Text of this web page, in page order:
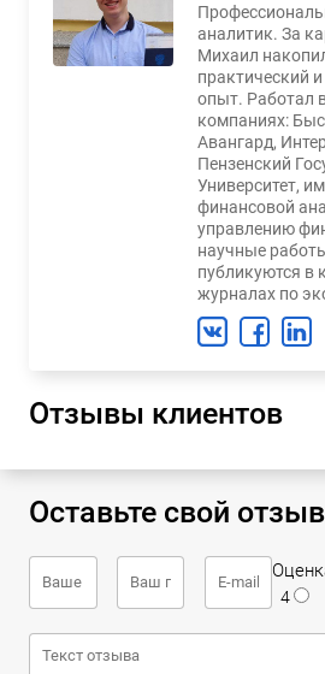
аналитик. За
Михаил
практический
опыт. Работал
компаниях:
Авангард,
Пензенский
Университет,
финансовой
управлению
научные
публикуются в
журналах по
Отзывы клиентов
Оставьте свой отзыв
4